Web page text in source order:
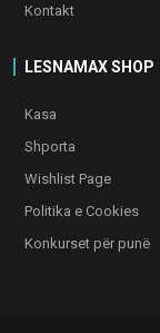
Kontakt
LESNAMAX SHOP
Kasa
Shporta
Wishlist Page
Politika e Cookies
Konkurset për punë